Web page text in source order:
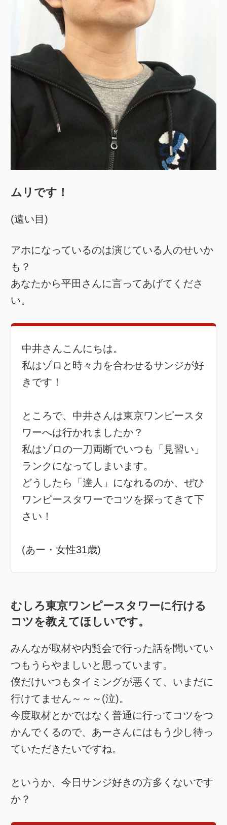
ムリです！
(遠い目)
アホになっているのは演じている人のせいか
も？
あなたから平田さんに言ってあげてくださ
い。
中井さんこんにちは。
私はゾロと時々力を合わせるサンジが好
きです！
ところで、中井さんは東京ワンピースタ
ワーへは行かれましたか？
私はゾロの一刀両断でいつも「見習い」
ランクになってしまいます。
どうしたら「達人」になれるのか、ぜひ
ワンピースタワーでコツを探ってきて下
さい！
(あー・女性31歳)
むしろ東京ワンピースタワーに行ける
コツを教えてほしいです。
みんなが取材や内覧会で行った話を聞いてい
つもうらやましいと思っています。
僕だけいつもタイミングが悪くて、いまだに
行けてません～～～(泣)。
今度取材とかではなく普通に行ってコツをつ
かんでくるので、あーさんにはもう少し待っ
ていただきたいですね。
というか、今日サンジ好きの方多くないです
か？